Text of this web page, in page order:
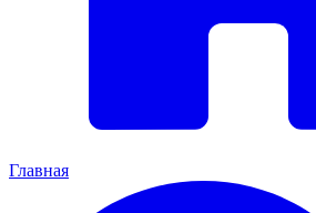
Главная